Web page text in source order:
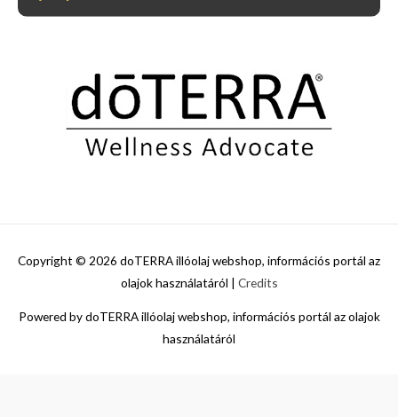
Copyright © 2026 doTERRA illóolaj webshop, információs portál az
olajok használatáról | Credits
Powered bydoTERRA illóolaj webshop, információs portál az olajok
használatáról